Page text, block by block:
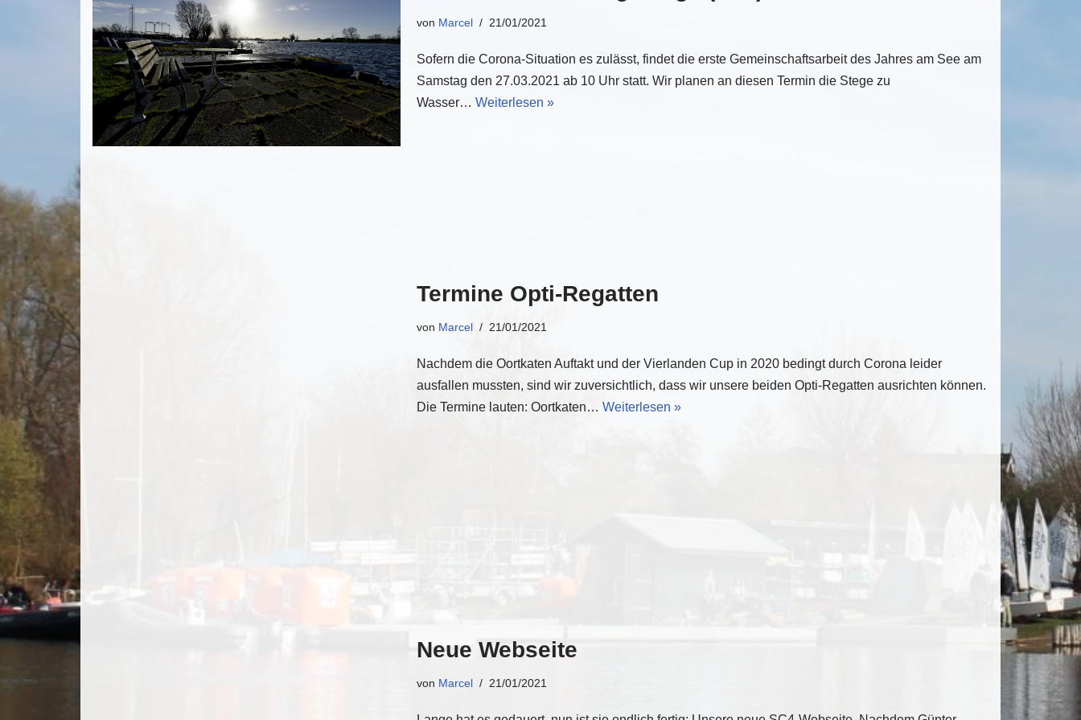
von Marcel 21/01/2021
Sofern die Corona-Situation es zulässt, findet die erste Gemeinschaftsarbeit des Jahres am See am
Samstag den 27.03.2021 ab 10 Uhr statt. Wir planen an diesen Termin die Stege zu
Wasser… Weiterlesen »
Termine Opti-Regatten
von Marcel 21/01/2021
Nachdem die Oortkaten Auftakt und der Vierlanden Cup in 2020 bedingt durch Corona leider
ausfallen mussten, sind wir zuversichtlich, dass wir unsere beiden Opti-Regatten ausrichten können.
Die Termine lauten: Oortkaten… Weiterlesen »
Neue Webseite
von Marcel 21/01/2021